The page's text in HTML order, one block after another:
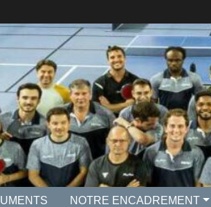
NOTRE ENCADREMENT